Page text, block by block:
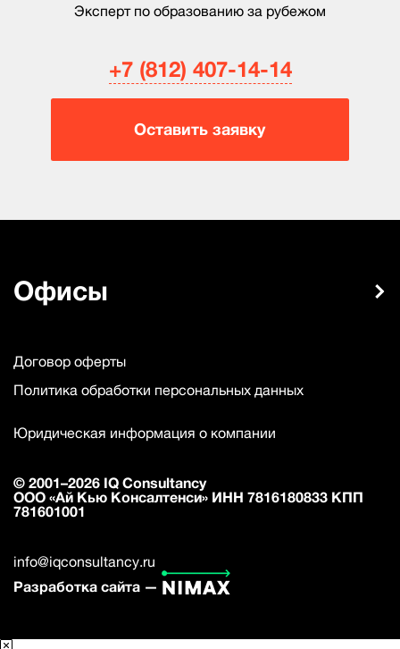
Эксперт по образованию за рубежом
+7 (812) 407-14-14
Оставить заявку
Офисы
Договор оферты
Политика обработки персональных данных
Юридическая информация о компании
© 2001–2026 IQ Consultancy
ООО «Ай Кью Консалтенси» ИНН 7816180833 КПП
781601001
info@iqconsultancy.ru
Разработка сайта —